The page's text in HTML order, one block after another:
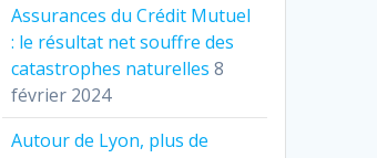
Assurances du Crédit Mutuel
: le résultat net souffre des
catastrophes naturelles 8
février 2024
Autour de Lyon, plus de